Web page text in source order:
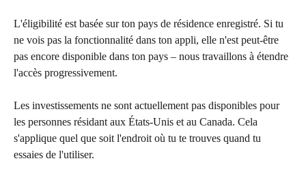
L'éligibilité est basée sur ton pays de résidence enregistré. Si tu
ne vois pas la fonctionnalité dans ton appli, elle n'est peut-être
pas encore disponible dans ton pays – nous travaillons à étendre
l'accès progressivement.
Les investissements ne sont actuellement pas disponibles pour
les personnes résidant aux États-Unis et au Canada. Cela
s'applique quel que soit l'endroit où tu te trouves quand tu
essaies de l'utiliser.